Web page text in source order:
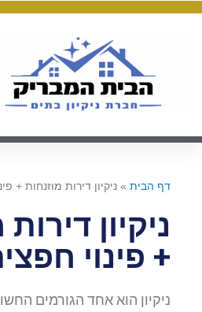
דף הבית » ניקיון דירות מוזנחות +
ניקיון
+ פינוי
ניקיון הוא אחד הגורמים